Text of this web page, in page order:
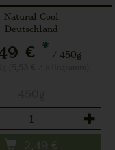
Natural Cool
Deutschland
€ * / 450g
2,49 €